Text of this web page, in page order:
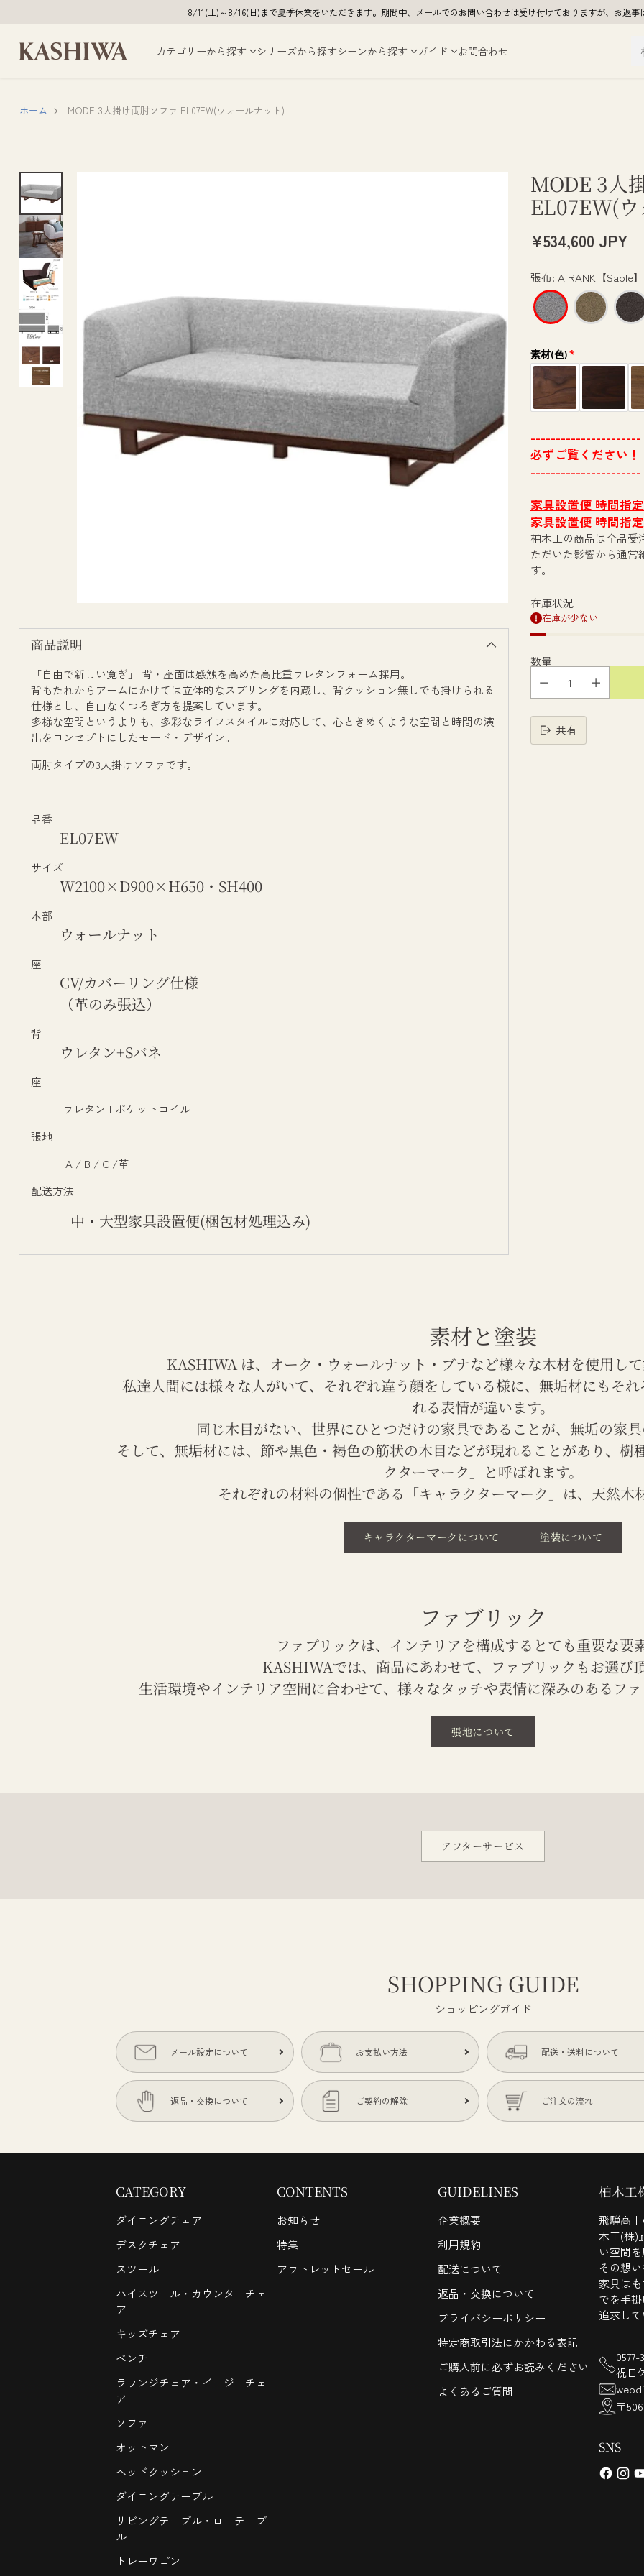
8/11(土)～8/16(日)まで夏季休業をいただきます。期間中、メールでのお問い合わせは受け付けておりますが、お返事
カテゴリーから探す シリーズから探すシーンから探す ガイド お問合わせ
ホーム MODE 3人掛け両肘ソファ EL07EW(ウォールナット)
商品説明
「自由で新しい寛ぎ」 背・座面は感触を高めた高比重ウレタンフォーム採用。
背もたれからアームにかけては立体的なスプリングを内蔵し、背クッション無しでも掛けられる
仕様とし、自由なくつろぎ方を提案しています。
多様な空間というよりも、多彩なライフスタイルに対応して、心ときめくような空間と時間の演
出をコンセプトにしたモード・デザイン。
両肘タイプの3人掛けソファです。
品番
EL07EW
サイズ
W2100×D900×H650・SH400
木部
ウォールナット
座
CV/カバーリング仕様
（革のみ張込）
背
ウレタン+Sバネ
座
ウレタン+ポケットコイル
張地
A / B / C /革
配送方法
中・大型家具設置便(梱包材処理込み)
MODE 3人
EL07EW(
通
常
価
格
¥534,600 JPY
張布: A RANK【Sable
素材(色)
----------------------
必ずご覧ください！
----------------------
家具設置便 時間指
家具設置便 時間指
柏木工の商品は全品受
ただいた影響から通常
す。
在庫状況
在庫が少ない
数量
共有
素材と塗装
KASHIWA は、オーク・ウォールナット・ブナなど様々な木材を使用して
私達人間には様々な人がいて、それぞれ違う顔をしている様に、無垢材にもそ
れる表情が違います。
同じ木目がない、世界にひとつだけの家具であることが、無垢の家具
そして、無垢材には、節や黒色・褐色の筋状の木目などが現れることがあり、樹
クターマーク」と呼ばれます。
それぞれの材料の個性である「キャラクターマーク」は、天然木
キャラクターマークについて 塗装について
ファブリック
ファブリックは、インテリアを構成するとても重要な要素
KASHIWAでは、商品にあわせて、ファブリックもお選び頂
生活環境やインテリア空間に合わせて、様々なタッチや表情に深みのあるファ
張地について
アフターサービス
SHOPPING GUIDE
ショッピングガイド
メール設定について お支払い方法 配送・送料について
返品・交換について ご契約の解除 ご注文の流れ
CATEGORY
ダイニングチェア
デスクチェア
スツール
ハイスツール・カウンターチェ
ア
キッズチェア
ベンチ
ラウンジチェア・イージーチェ
ア
ソファ
オットマン
ヘッドクッション
ダイニングテーブル
リビングテーブル・ローテーブ
ル
トレーワゴン
CONTENTS
お知らせ
特集
アウトレットセール
GUIDELINES
企業概要
利用規約
配送について
返品・交換について
プライバシーポリシー
特定商取引法にかかわる表記
ご購入前に必ずお読みください
よくあるご質問
柏木工
飛騨高
木工(株)
い空間を
その想
家具は
でを手
追求して
祝日
〒
SNS